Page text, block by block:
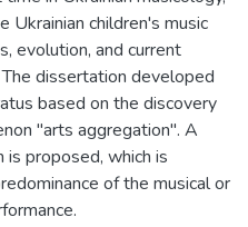
children's music
evolution, and current
dissertation developed
based on the discovery
"arts aggregation". A
is proposed, which is
of the musical or